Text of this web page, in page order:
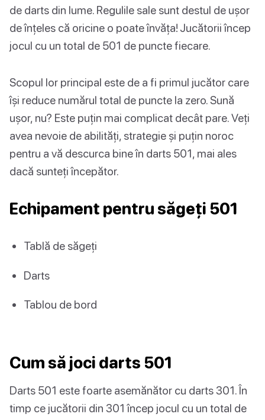
de darts din lume. Regulile sale sunt destul de ușor
de înțeles că oricine o poate învăța! Jucătorii încep
jocul cu un total de 501 de puncte fiecare.
Scopul lor principal este de a fi primul jucător care
își reduce numărul total de puncte la zero. Sună
ușor, nu? Este puțin mai complicat decât pare. Veți
avea nevoie de abilități, strategie și puțin noroc
pentru a vă descurca bine în darts 501, mai ales
dacă sunteți începător.
Echipament pentru săgeți 501
Tablă de săgeți
Darts
Tablou de bord
Cum să joci darts 501
Darts 501 este foarte asemănător cu darts 301. În
timp ce jucătorii din 301 încep jocul cu un total de